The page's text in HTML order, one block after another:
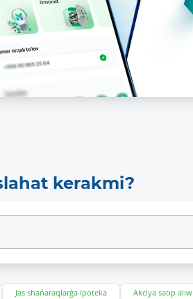
kerakmi?
Jas shańaraqlarǵa ipoteka
Akciya satıp alıw